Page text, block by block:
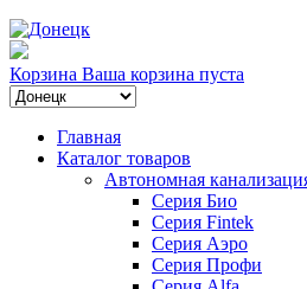
Корзина Ваша корзина пуста
Главная
Каталог товаров
Автономная
Серия Био
Серия Fintek
Серия Аэро
Серия Профи